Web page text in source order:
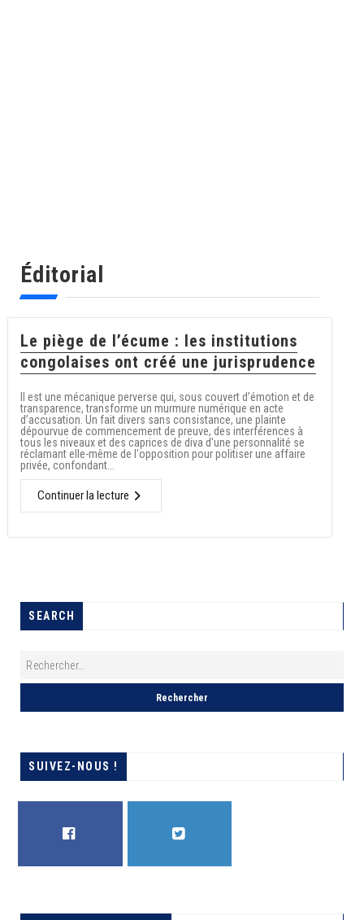
Éditorial
Le piège de l’écume : les institutions
congolaises ont créé une jurisprudence
Il est une mécanique perverse qui, sous couvert d’émotion et de
transparence, transforme un murmure numérique en acte
d’accusation. Un fait divers sans consistance, une plainte
dépourvue de commencement de preuve, des interférences à
tous les niveaux et des caprices de diva d'une personnalité se
réclamant elle-même de l'opposition pour politiser une affaire
privée, confondant...
Continuer la lecture
SEARCH
SUIVEZ-NOUS !